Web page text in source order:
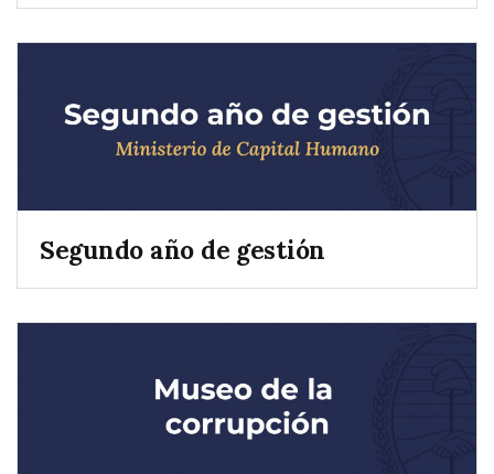
Segundo año de gestión